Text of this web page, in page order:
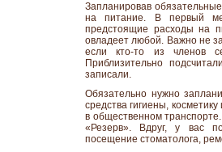
Запланировав
на питание. В первый
предстоящие расходы на
овладеет любой. Важно не
если кто-то из членов
Приблизительно
записали.
Обязательно нужно
средства гигиены,
в общественном
«Резерв». Вдруг, у вас
посещение стоматолога,